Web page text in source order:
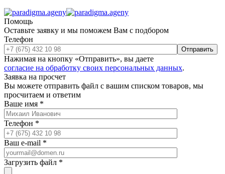
Помощь
Оставьте заявку и мы поможем Вам с подбором
Телефон
Отправить
Нажимая на кнопку «Отправить», вы даете
согласие на обработку своих персональных данных.
Заявка на просчет
Вы можете отправить файл с вашим списком товаров, мы
просчитаем и ответим
Ваше имя *
Телефон *
Ваш e-mail *
Загрузить файл *